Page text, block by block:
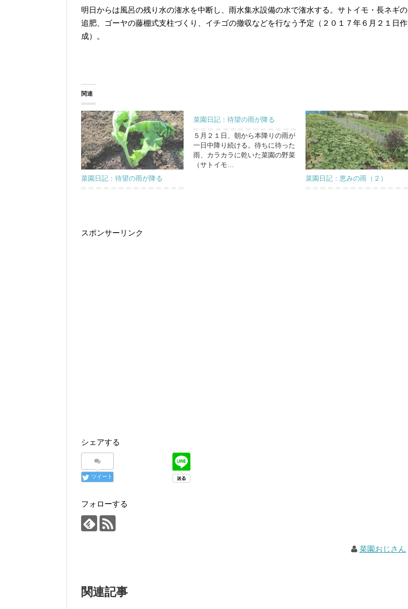
明日からは風呂の残り水の潅水を中断し、雨水集水設備の水で潅水する。サトイモ・長ネギの
追肥、ゴーヤの藤棚式支柱づくり、イチゴの撤収などを行なう予定（２０１７年６月２１日作
成）。
関連
菜園日記：待望の雨が降る
菜園日記：待望の雨が降る
５月２１日、朝から本降りの雨が
一日中降り続ける。待ちに待った
雨、カラカラに乾いた菜園の野菜
（サトイモ…
菜園日記：恵みの雨（２）
スポンサーリンク
シェアする
ツイート
フォローする
菜園おじさん
関連記事